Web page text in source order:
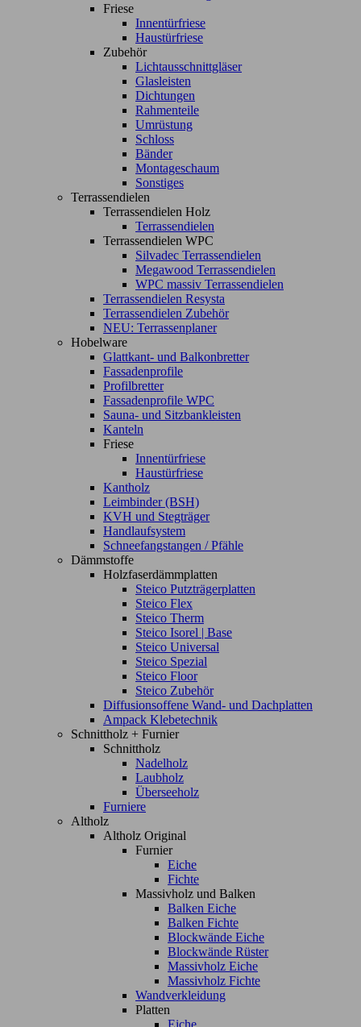
Friese
Innentürfriese
Haustürfriese
Zubehör
Lichtausschnittgläser
Glasleisten
Dichtungen
Rahmenteile
Umrüstung
Schloss
Bänder
Montageschaum
Sonstiges
Terrassendielen
Terrassendielen Holz
Terrassendielen
Terrassendielen WPC
Silvadec Terrassendielen
Megawood Terrassendielen
WPC massiv Terrassendielen
Terrassendielen Resysta
Terrassendielen Zubehör
NEU: Terrassenplaner
Hobelware
Glattkant- und Balkonbretter
Fassadenprofile
Profilbretter
Fassadenprofile WPC
Sauna- und Sitzbankleisten
Kanteln
Friese
Innentürfriese
Haustürfriese
Kantholz
Leimbinder (BSH)
KVH und Stegträger
Handlaufsystem
Schneefangstangen / Pfähle
Dämmstoffe
Holzfaserdämmplatten
Steico Putzträgerplatten
Steico Flex
Steico Therm
Steico Isorel | Base
Steico Universal
Steico Spezial
Steico Floor
Steico Zubehör
Diffusionsoffene Wand- und Dachplatten
Ampack Klebetechnik
Schnittholz + Furnier
Schnittholz
Nadelholz
Laubholz
Überseeholz
Furniere
Altholz
Altholz Original
Furnier
Eiche
Fichte
Massivholz und Balken
Balken Eiche
Balken Fichte
Blockwände Eiche
Blockwände Rüster
Massivholz Eiche
Massivholz Fichte
Wandverkleidung
Platten